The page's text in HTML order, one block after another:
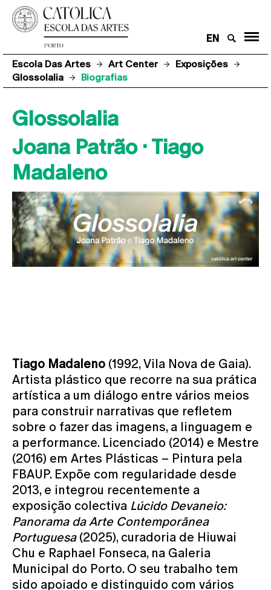
EN
Escola Das Artes Art Center
Exposições
Glossolalia
Biografias
Glossolalia
Joana Patrão · Tiago
Madaleno
Tiago Madaleno (1992, Vila Nova de Gaia).
Artista plástico que recorre na sua prática
artística a um diálogo entre vários meios
para construir narrativas que refletem
sobre o fazer das imagens, a linguagem e
a performance. Licenciado (2014) e Mestre
(2016) em Artes Plásticas – Pintura pela
FBAUP. Expõe com regularidade desde
2013, e integrou recentemente a
exposição colectiva Lúcido Devaneio:
Panorama da Arte Contemporânea
Portuguesa(2025), curadoria de Hiuwai
Chu e Raphael Fonseca, na Galeria
Municipal do Porto. O seu trabalho tem
sido apoiado e distinguido com vários